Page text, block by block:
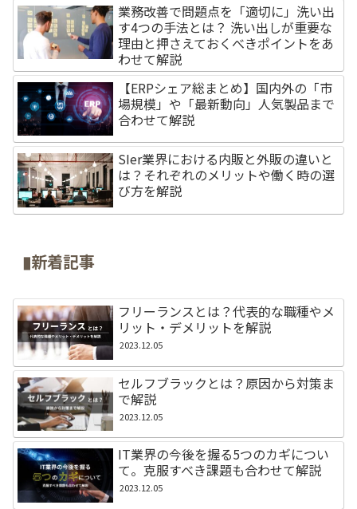
業務改善で問題点を「適切に」洗い出
す4つの手法とは？ 洗い出しが重要な
理由と押さえておくべきポイントをあ
わせて解説
【ERPシェア総まとめ】国内外の「市
場規模」や「最新動向」人気製品まで
合わせて解説
SIer業界における内販と外販の違いと
は？それぞれのメリットや働く時の選
び方を解説
▮新着記事
フリーランスとは？代表的な職種やメ
リット・デメリットを解説
2023.12.05
セルフブラックとは？原因から対策ま
で解説
2023.12.05
IT業界の今後を握る5つのカギについ
て。克服すべき課題も合わせて解説
2023.12.05